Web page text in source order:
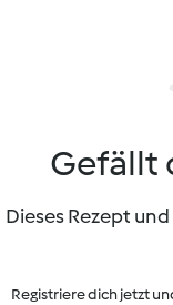
Gefällt
Dieses Rezept
Registriere dich jetzt